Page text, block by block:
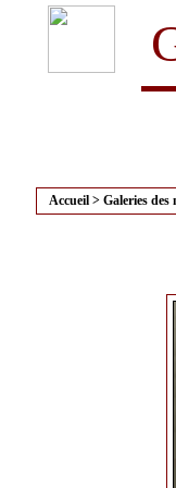
Accueil > Galeries des